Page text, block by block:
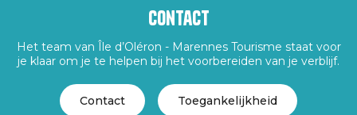
Contact
Het team van Île d’Oléron - Marennes Tourisme staat voor
je klaar om je te helpen bij het voorbereiden van je verblijf.
Contact Toegankelijkheid